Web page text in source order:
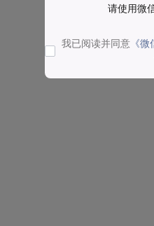
请使用微
我已阅读并同意 《